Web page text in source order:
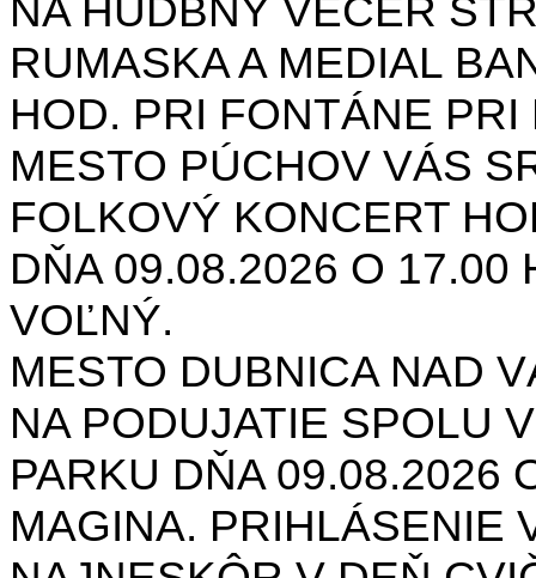
NA HUDBNÝ VEČER
RUMASKA A MEDIAL
HOD. PRI FONTÁNE PRI
MESTO PÚCHOV VÁS
FOLKOVÝ KONCERT
DŇA 09.08.2026 O 17.00
VOĽNÝ.
MESTO DUBNICA NAD
NA PODUJATIE SPOLU
PARKU DŇA 09.08.2026
MAGINA. PRIHLÁSENIE